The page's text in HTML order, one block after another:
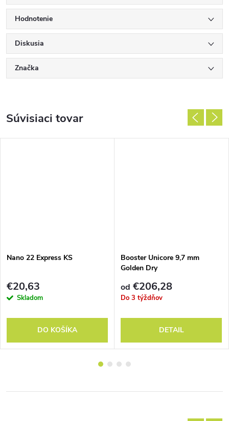
Hodnotenie
Diskusia
Značka
Súvisiaci tovar
Nano 22 Express KS
€20,63
Skladom
DO KOŠÍKA
Booster Unicore 9,7 mm
Golden Dry
od €206,28
Do 3 týždňov
DETAIL